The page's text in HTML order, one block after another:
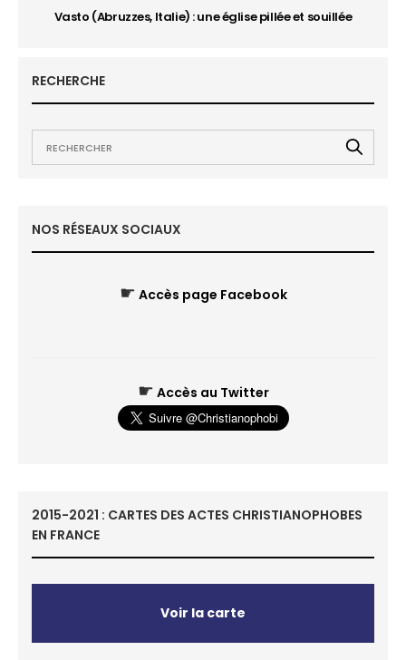
Vasto (Abruzzes, Italie) : une église pillée et souillée
RECHERCHE
NOS RÉSEAUX SOCIAUX
☛ Accès page Facebook
☛ Accès au Twitter
2015-2021 : CARTES DES ACTES CHRISTIANOPHOBES
EN FRANCE
Voir la carte